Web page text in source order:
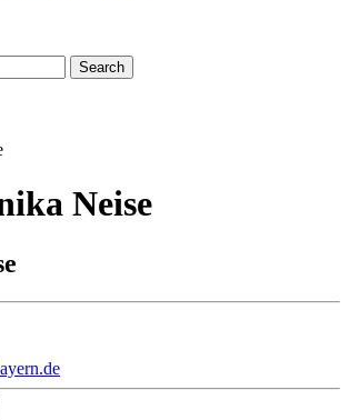
Search
Neise